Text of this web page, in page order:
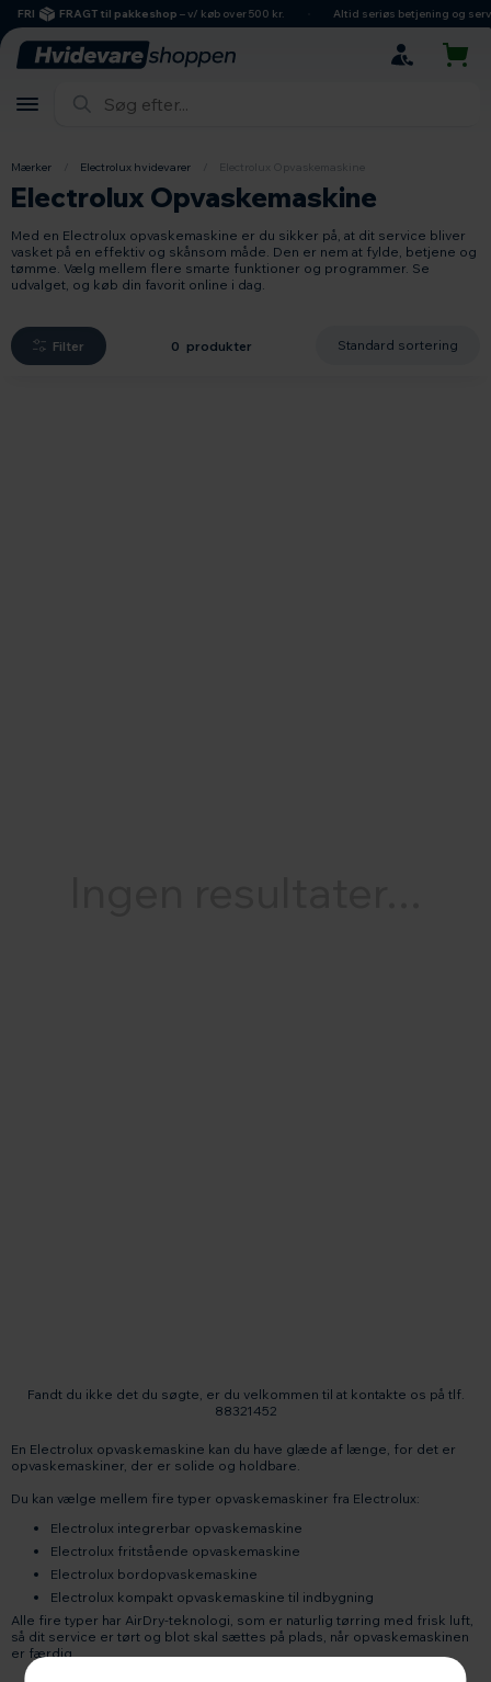
hovedindhold
søgning
navigation
indkøbskurv
FRI FRAGT til pakkeshop– v/ køb over 500 kr. Altid seriøs betjening og
Mærker Electrolux hvidevarer Electrolux Opvaskemaskine
Electrolux Opvaskemaskine
Med en Electrolux opvaskemaskine er du sikker på, at dit service bliver
vasket på en effektiv og skånsom måde. Den er nem at fylde, betjene og
tømme. Vælg mellem flere smarte funktioner og programmer. Se
udvalget, og køb din favorit online i dag.
Filter 0 produkter
Fandt du ikke det du søgte, er du velkommen til at kontakte os på tlf.
88321452
En Electrolux opvaskemaskine kan du have glæde af længe, for det er
opvaskemaskiner, der er solide og holdbare.
Du kan vælge mellem fire typer opvaskemaskiner fra Electrolux:
Electrolux integrerbar opvaskemaskine
Electrolux fritstående opvaskemaskine
Electrolux bordopvaskemaskine
Electrolux kompakt opvaskemaskine til indbygning
Alle fire typer har AirDry-teknologi, som er naturlig tørring med frisk luft,
så dit service er tørt og blot skal sættes på plads, når opvaskemaskinen
er færdig.